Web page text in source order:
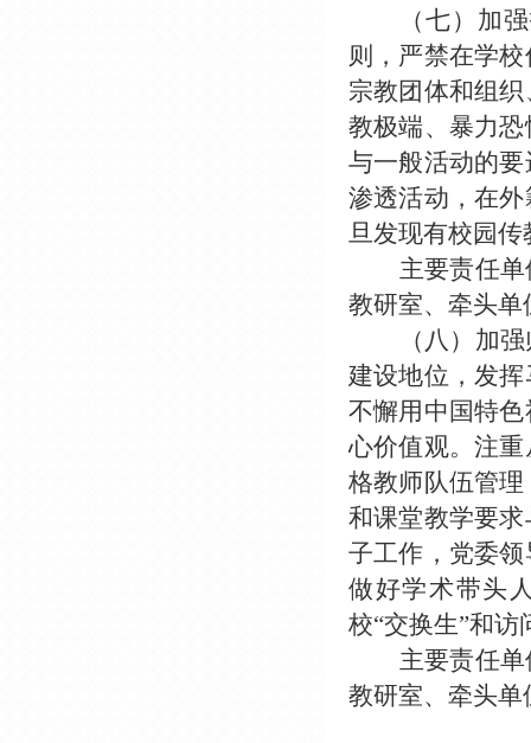
（七）加
则，严禁在学
宗教团体和组
教极端、暴力
与一般活动的
渗透活动，在
旦发现有校园
主要责任
教研室、牵头
（八）加
建设地位，发
不懈用中国特
心价值观。注
格教师队伍管
和课堂教学要
子工作，党委
做好学术带头
校“交换生”和
主要责任
教研室、牵头